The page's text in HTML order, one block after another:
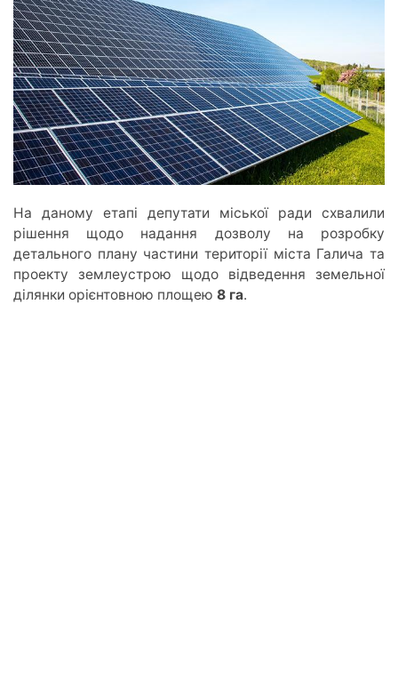
На даному етапі депутати міської ради схвалили
рішення щодо надання дозволу на розробку
детального плану частини території міста Галича та
проекту землеустрою щодо відведення земельної
ділянки орієнтовною площею 8 га.